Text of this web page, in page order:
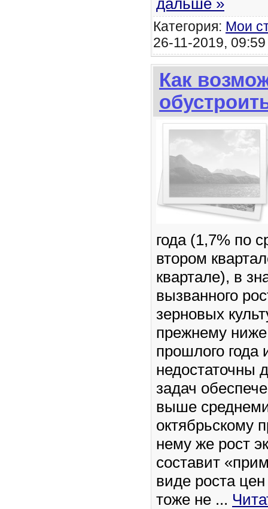
дальше »
Категория: Мои
26-11-2019,
Как
года (1,7% по
втором
квартале), в
вызванного
зерновых
прежнему ниже
прошлого года
недостаточны
задач
выше
октябрьскому
нему же рост
составит
виде роста
тоже не ...